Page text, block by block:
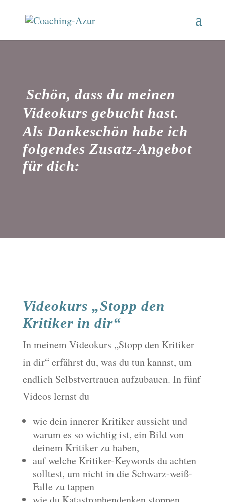
Schön, dass du meinen
Videokurs gebucht hast.
Als Dankeschön habe ich
folgendes Zusatz-Angebot
für dich:
Videokurs „Stopp den
Kritiker in dir“
In meinem Videokurs „Stopp den Kritiker
in dir“ erfährst du, was du tun kannst, um
endlich Selbstvertrauen aufzubauen. In fünf
Videos lernst du
wie dein innerer Kritiker aussieht und
warum es so wichtig ist, ein Bild von
deinem Kritiker zu haben,
auf welche Kritiker-Keywords du achten
solltest, um nicht in die Schwarz-weiß-
Falle zu tappen